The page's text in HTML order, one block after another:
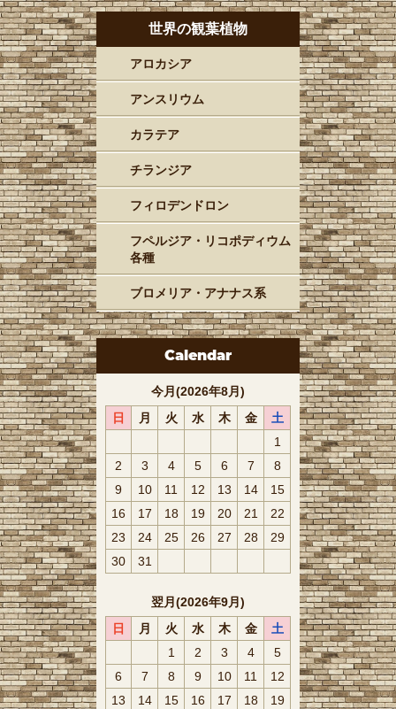
世界の観葉植物
アロカシア
アンスリウム
カラテア
チランジア
フィロデンドロン
フペルジア・リコポディウム
各種
ブロメリア・アナナス系
Calendar
今月(2026年8月)
日
月 火 水 木 金
土
1
2
3 4 5 6 7
8
9
10 11 12 13 14
15
16
17 18 19 20 21
22
23
24 25 26 27 28
29
30
31
翌月(2026年9月)
日
月 火 水 木 金
土
1
2 3 4
5
6
7 8 9 10 11
12
13
14 15 16 17 18 19